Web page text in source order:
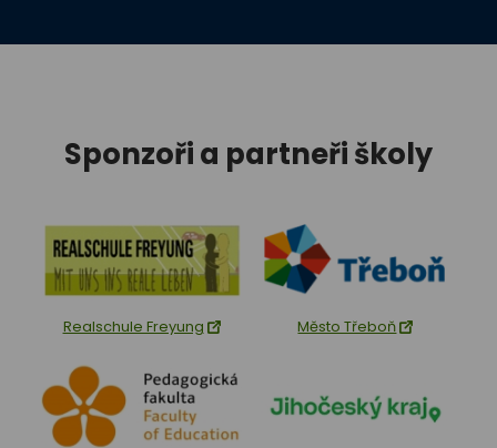
Sponzoři a partneři školy
Realschule Freyung Město Třeboň